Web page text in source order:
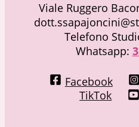
Viale Ruggero
Telefono
Whatsapp:
Facebook
TikTok